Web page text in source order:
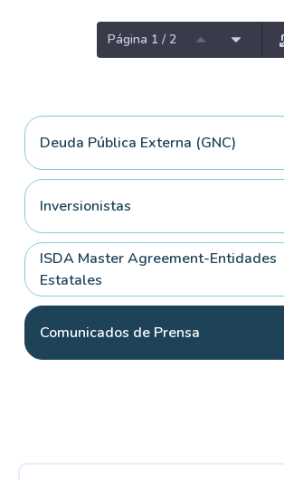
Página 1 / 2
Deuda Pública Externa (GNC)
Inversionistas
ISDA Master Agreement-Entidades
Estatales
Comunicados de Prensa